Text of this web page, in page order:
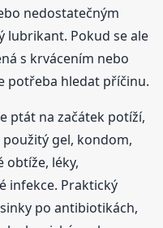
nedostatečným
lubrikant. Pokud se ale
s krvácením nebo
potřeba hledat příčinu.
ptát na začátek potíží,
gel, kondom,
obtíže, léky,
infekce. Praktický
po antibiotikách,